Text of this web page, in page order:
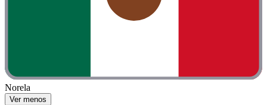
Norela
Ver menos